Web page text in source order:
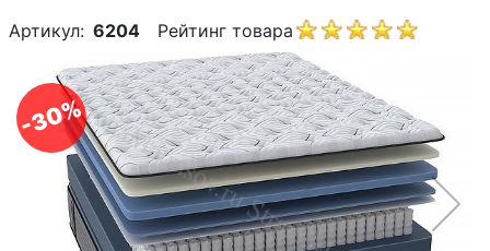
Open submenu (Детские кровати)
Детские кровати
Open submenu (Шкафы)
Шкафы
О компании
Контакты
Доставка по городу
-30%
Артикул: 6204 Рейтинг товара